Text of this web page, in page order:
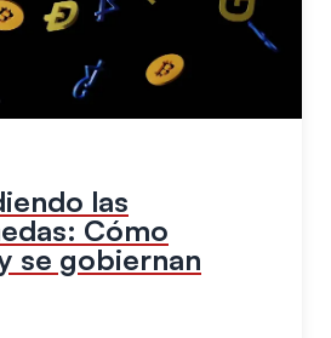
las
Cómo
se gobiernan